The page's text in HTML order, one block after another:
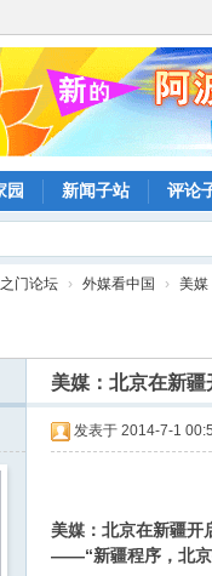
园 新闻子站 评论
门论坛 › 外媒看中国 › 美媒
美媒：北京在新疆
发表于 2014-7-1
美媒：北京在新疆开
——“新疆程序，北京